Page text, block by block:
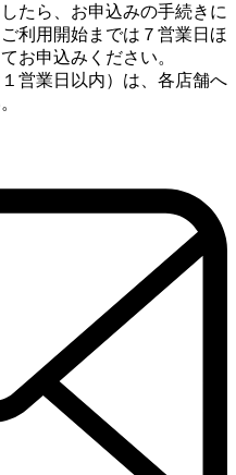
たら、お申込みの手続きに
利用開始までは７営業日ほ
お申込みください。
営業日以内）は、各店舗へ